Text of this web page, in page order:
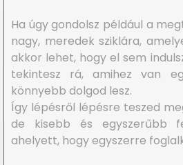
Ha úgy gondolsz például a
nagy, meredek sziklára,
akkor lehet, hogy el sem
tekintesz rá, amihez van
könnyebb dolgod lesz.
Így lépésről lépésre teszed
de kisebb és egyszerűbb
ahelyett, hogy egyszerre